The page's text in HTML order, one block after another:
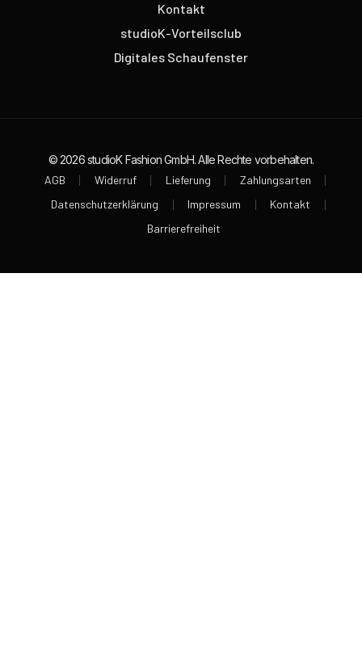
Kontakt
studioK-Vorteilsclub
Digitales Schaufenster
© 2026 studioK Fashion GmbH. Alle Rechte vorbehalten.
AGB
Widerruf Lieferung
Zahlungsarten
Datenschutzerklärung
Impressum
Kontakt
Barrierefreiheit